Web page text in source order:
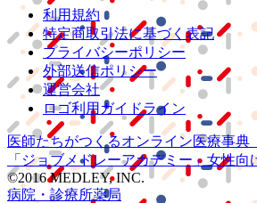
利用規約
特定商取引法に基づく表記
プライバシーポリシー
外部送信ポリシー
運営会社
ロゴ利用ガイドライン
医師たちがつくるオンライン医療事典
「ジョブメドレーアカデミー」 女性向
©2016 MEDLEY, INC.
病院・診療所薬局